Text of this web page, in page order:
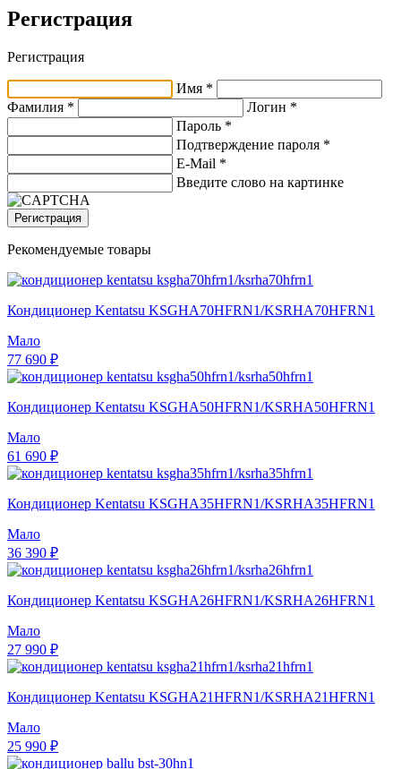
Регистрация
Регистрация
Имя *
Фамилия *
Логин *
Пароль *
Подтверждение пароля *
E-Mail *
Введите слово на картинке
Регистрация
Рекомендуемые товары
Кондиционер Kentatsu KSGHA70HFRN1/KSRHA70HFRN1
Мало
77 690 ₽
Кондиционер Kentatsu KSGHA50HFRN1/KSRHA50HFRN1
Мало
61 690 ₽
Кондиционер Kentatsu KSGHA35HFRN1/KSRHA35HFRN1
Мало
36 390 ₽
Кондиционер Kentatsu KSGHA26HFRN1/KSRHA26HFRN1
Мало
27 990 ₽
Кондиционер Kentatsu KSGHA21HFRN1/KSRHA21HFRN1
Мало
25 990 ₽